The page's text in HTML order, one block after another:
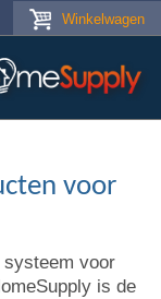
Winkelwagen
voor
systeem voor
is de